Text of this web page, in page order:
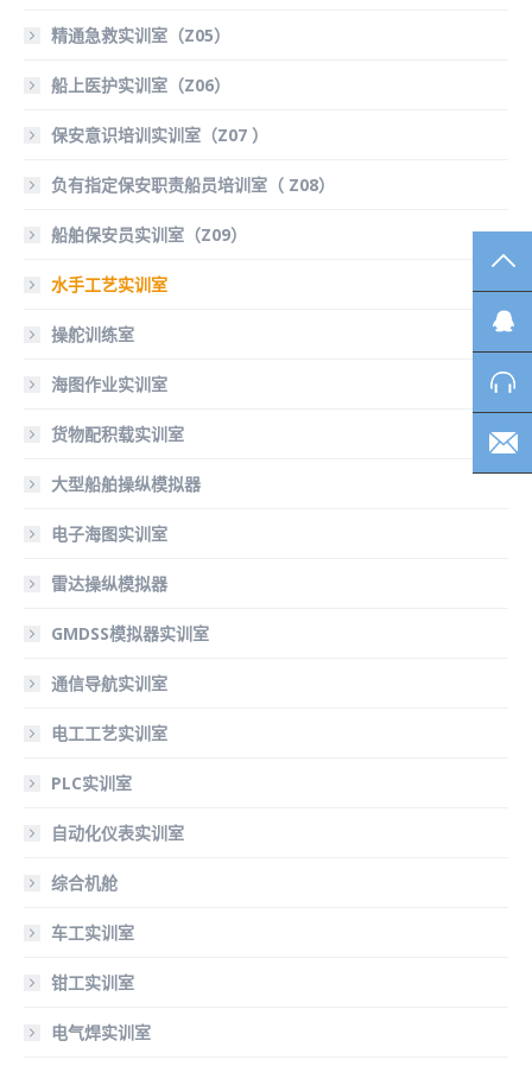
精通急救实训室（Z05）
船上医护实训室（Z06）
保安意识培训实训室（Z07 ）
负有指定保安职责船员培训室（ Z08）
船舶保安员实训室（Z09）
水手工艺实训室
操舵训练室
海图作业实训室
货物配积载实训室
大型船舶操纵模拟器
电子海图实训室
雷达操纵模拟器
GMDSS模拟器实训室
通信导航实训室
电工工艺实训室
PLC实训室
自动化仪表实训室
综合机舱
车工实训室
钳工实训室
电气焊实训室